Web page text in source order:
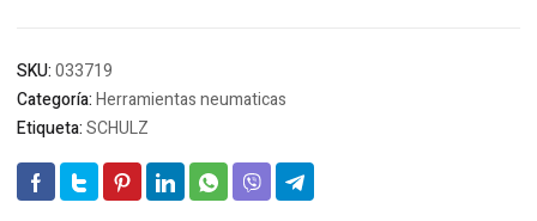
SKU:033719
Categoría:Herramientas neumaticas
Etiqueta:SCHULZ